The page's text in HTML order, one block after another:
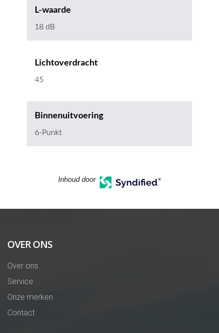
L-waarde
18 dB
Lichtoverdracht
45
Binnenuitvoering
6-Punkt
Inhoud door
OVER ONS
Over ons
Service
Onze merken
Contact